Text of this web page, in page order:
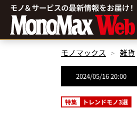
モノマックス 雑貨
2024/05/16 20:00
特集 トレンドモノ3選